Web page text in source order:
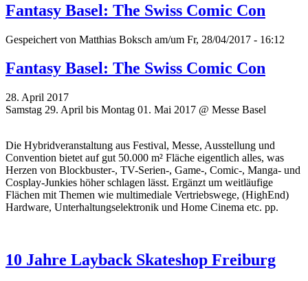
Fantasy Basel: The Swiss Comic Con
Gespeichert von Matthias Boksch am/um Fr, 28/04/2017 - 16:12
Fantasy Basel: The Swiss Comic Con
28. April 2017
Samstag 29. April bis Montag 01. Mai 2017 @ Messe Basel
Die Hybridveranstaltung aus Festival, Messe, Ausstellung und
Convention bietet auf gut 50.000 m² Fläche eigentlich alles, was
Herzen von Blockbuster-, TV-Serien-, Game-, Comic-, Manga- und
Cosplay-Junkies höher schlagen lässt. Ergänzt um weitläufige
Flächen mit Themen wie multimediale Vertriebswege, (HighEnd)
Hardware, Unterhaltungselektronik und Home Cinema etc. pp.
10 Jahre Layback Skateshop Freiburg